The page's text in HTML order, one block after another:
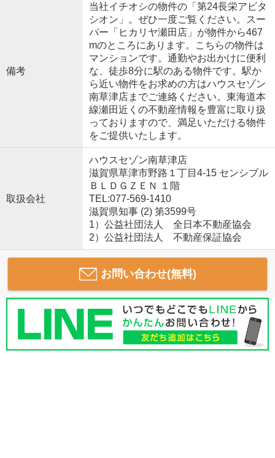
備考
当社イチオシの物件の「第24長栄アビタ
シオン」。ぜひ一度ご覧ください。スー
パー「ヒカリヤ瀬田店」が物件から467
mのところにあります。こちらの物件は
マンションです。通勤やお出かけに便利
な、徒歩8分に駅のある物件です。駅か
ら近い物件をお求めの方はハウスセゾン
南草津店までご連絡ください。東海道本
線瀬田近くの不動産情報を豊富に取り扱
っておりますので、満足いただける物件
をご提供いたします。
取扱会社
ハウスセゾン南草津店
滋賀県草津市野路１丁目4-15 センシブル
ＢＬＤＧＺＥＮ １階
TEL:077-569-1410
滋賀県知事 (2) 第3599号
1）公益社団法人 全日本不動産協会
2）公益社団法人 不動産保証協会
お問い合わせ(無料)